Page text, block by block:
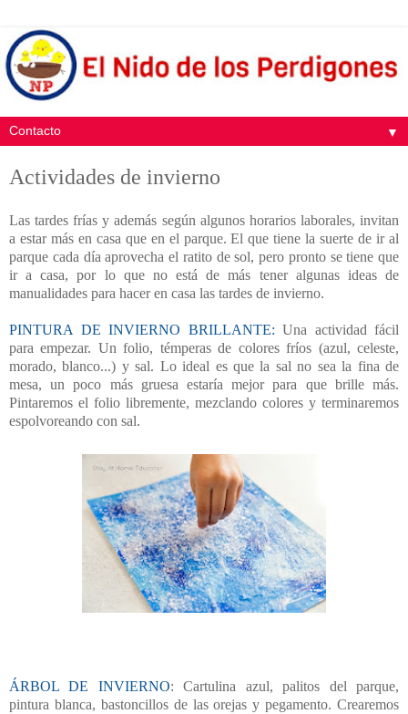
▼
Actividades de invierno
Las tardes frías y además según algunos horarios laborales, invitan
a estar más en casa que en el parque. El que tiene la suerte de ir al
parque cada día aprovecha el ratito de sol, pero pronto se tiene que
ir a casa, por lo que no está de más tener algunas ideas de
manualidades para hacer en casa las tardes de invierno.
PINTURA DE INVIERNO BRILLANTE: Una actividad fácil
para empezar. Un folio, témperas de colores fríos (azul, celeste,
morado, blanco...) y sal. Lo ideal es que la sal no sea la fina de
mesa, un poco más gruesa estaría mejor para que brille más.
Pintaremos el folio libremente, mezclando colores y terminaremos
espolvoreando con sal.
ÁRBOL DE INVIERNO: Cartulina azul, palitos del parque,
pintura blanca, bastoncillos de las orejas y pegamento. Crearemos